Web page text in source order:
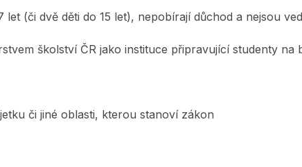
(či dvě děti do 15 let), nepobírají důchod a nejsou
školství ČR jako instituce připravující studenty na
či jiné oblasti, kterou stanoví zákon